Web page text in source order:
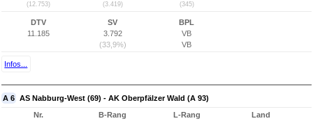
(12.753) (3.419) (345)
DTV
11.185
SV
3.792
(33,9%)
BPL
VB
VB
Infos...
A 6 AS Nabburg-West (69) - AK Oberpfälzer Wald (A 93)
Nr.
B-Rang
L-Rang
Land